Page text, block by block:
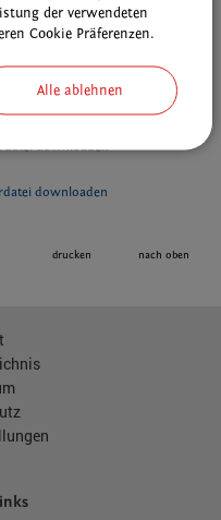
Vereine, Gruppen und
downloaden
downloaden
drucken nach oben
der verwendeten
Cookie Präferenzen.
Alle ablehnen